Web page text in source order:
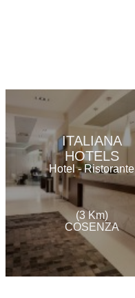
ITALIANA
HOTELS
Hotel - Ristorante
(3 Km)
COSENZA